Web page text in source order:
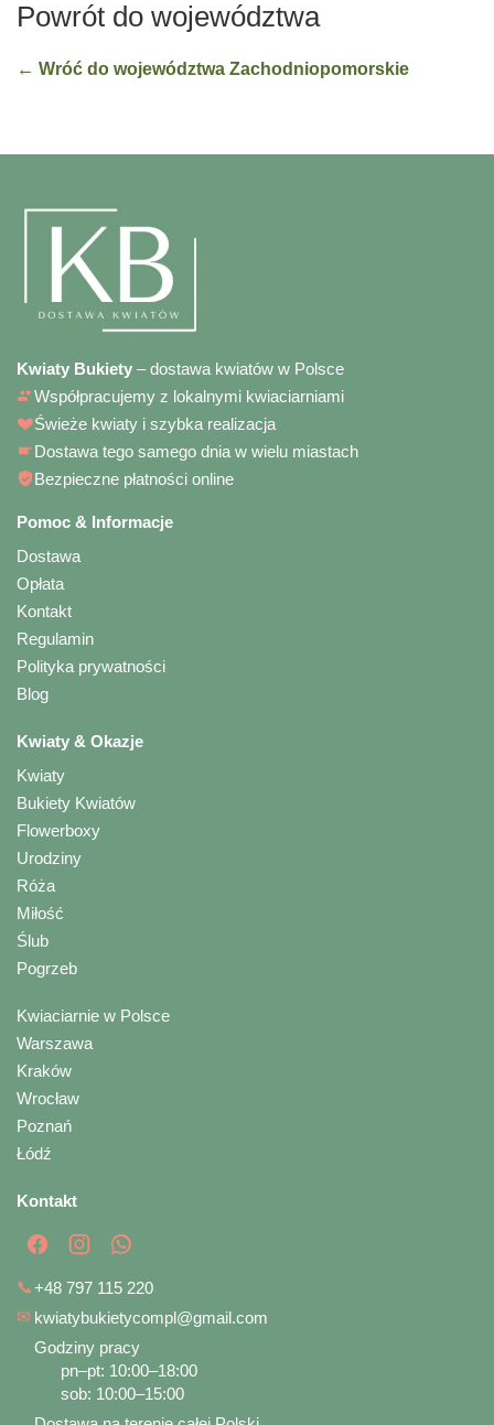
Powrót do województwa
← Wróć do województwa Zachodniopomorskie
Kwiaty Bukiety – dostawa kwiatów w Polsce
Współpracujemy z lokalnymi kwiaciarniami
Świeże kwiaty i szybka realizacja
Dostawa tego samego dnia w wielu miastach
Bezpieczne płatności online
Pomoc & Informacje
Dostawa
Opłata
Kontakt
Regulamin
Polityka prywatności
Blog
Kwiaty & Okazje
Kwiaty
Bukiety Kwiatów
Flowerboxy
Urodziny
Róża
Miłość
Ślub
Pogrzeb
Kwiaciarnie w Polsce
Warszawa
Kraków
Wrocław
Poznań
Łódź
Kontakt
📞+48 797 115 220
✉ kwiatybukietycompl@gmail.com
Godziny pracy
pn–pt: 10:00–18:00
sob: 10:00–15:00